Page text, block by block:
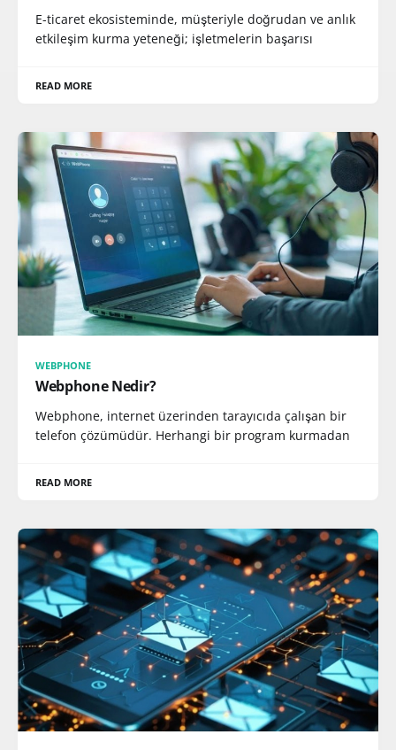
E-ticaret ekosisteminde, müşteriyle doğrudan ve anlık
etkileşim kurma yeteneği; işletmelerin başarısı
READ MORE
WEBPHONE
Webphone Nedir?
Webphone, internet üzerinden tarayıcıda çalışan bir
telefon çözümüdür. Herhangi bir program kurmadan
READ MORE